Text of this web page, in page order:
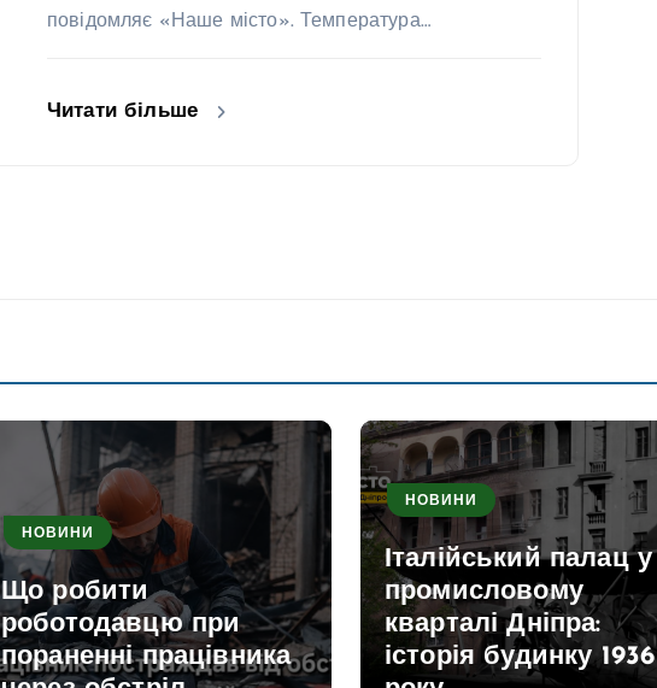
повідомляє «Наше місто». Температура…
Читати більше
НОВИНИ
Що робити
роботодавцю при
пораненні працівника
НОВИНИ
Італійський палац у
промисловому
кварталі Дніпра:
історія будинку 1936